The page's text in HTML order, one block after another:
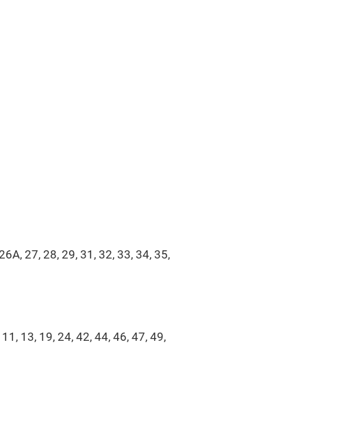
27, 28, 29, 31, 32, 33, 34, 35,
13, 19, 24, 42, 44, 46, 47, 49,